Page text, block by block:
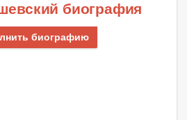
биография
биографию